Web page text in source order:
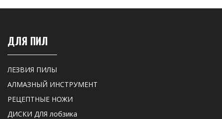
ДЛЯ ПИЛ
ЛЕЗВИЯ ПИЛЫ
АЛМАЗНЫЙ ИНСТРУМЕНТ
РЕЦЕПТНЫЕ НОЖИ
ДИСКИ ДЛЯ лобзика